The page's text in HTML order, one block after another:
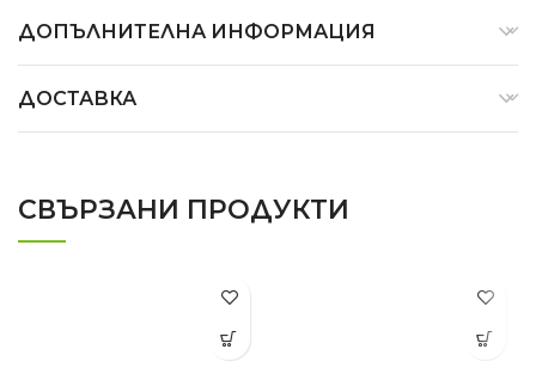
ДОПЪЛНИТЕЛНА ИНФОРМАЦИЯ
ДОСТАВКА
СВЪРЗАНИ ПРОДУКТИ